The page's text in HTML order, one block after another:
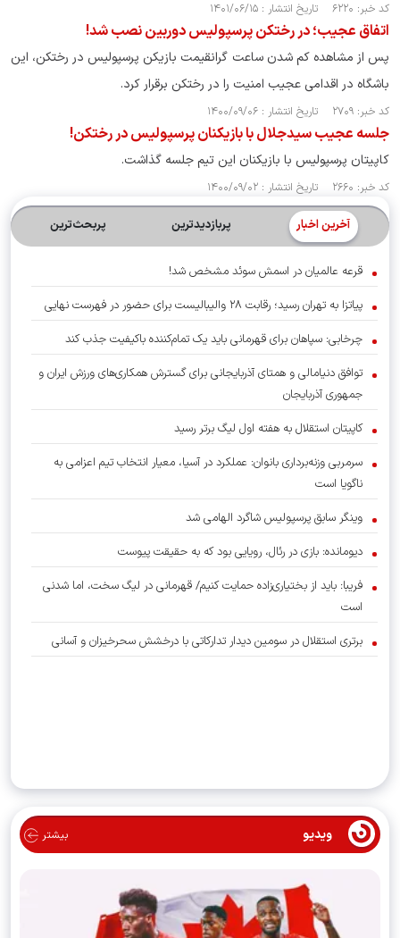
کد خبر: ۶۲۲۰ تاریخ انتشار : ۱۴۰۱/۰۶/۱۵
اتفاق عجیب؛ در رختکن پرسپولیس دوربین نصب شد!
پس از مشاهده کم شدن ساعت گرانقیمت بازیکن پرسپولیس در رختکن، این
باشگاه در اقدامی عجیب امنیت را در رختکن برقرار کرد.
کد خبر: ۲۷۰۹ تاریخ انتشار : ۱۴۰۰/۰۹/۰۶
جلسه عجیب سیدجلال با بازیکنان پرسپولیس در رختکن!
کاپیتان پرسپولیس با بازیکنان این تیم جلسه گذاشت.
کد خبر: ۲۶۶۰ تاریخ انتشار : ۱۴۰۰/۰۹/۰۲
آخرین اخبار پربازدیدترین پربحث‌ترین‌
قرعه عالمیان در اسمش سوئد مشخص شد!
پیاتزا به تهران رسید؛ رقابت ۲۸ والیبالیست برای حضور در فهرست نهایی
چرخابی: سپاهان برای قهرمانی باید یک تمام‌کننده باکیفیت جذب کند
توافق دنیامالی و همتای آذربایجانی برای گسترش همکاری‌های ورزش ایران و
جمهوری آذربایجان
کاپیتان استقلال به هفته اول لیگ برتر رسید
سرمربی وزنه‌برداری بانوان: عملکرد در آسیا، معیار انتخاب تیم اعزامی به
ناگویا است
وینگر سابق پرسپولیس شاگرد الهامی شد
دیومانده: بازی در رئال، رویایی بود که به حقیقت پیوست
فریبا: باید از بختیاری‌زاده حمایت کنیم/ قهرمانی در لیگ سخت، اما شدنی
است
برتری استقلال در سومین دیدار تدارکاتی با درخشش سحرخیزان و آسانی
ویدیو بیشتر